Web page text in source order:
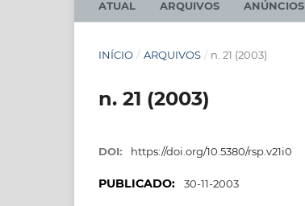
ATUAL ARQUIVOS ANÚNCIOS
INÍCIO / ARQUIVOS / n. 21 (2003)
n. 21 (2003)
DOI: https://doi.org/10.5380/rsp.v21i0
PUBLICADO: 30-11-2003